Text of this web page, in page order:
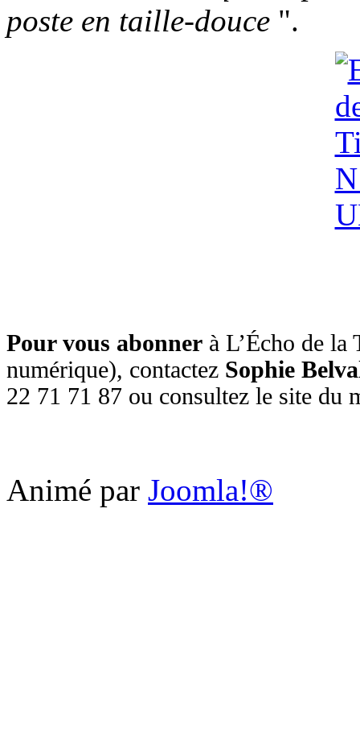
poste en taille-douce ".
Pour vous abonner à L’Écho de
numérique), contactez Sophie
22 71 71 87 ou consultez le site du
Animé par Joomla!®